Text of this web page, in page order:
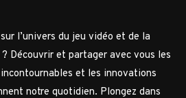
l’univers du jeu vidéo et de la
Découvrir et partager avec vous les
et les innovations
notre quotidien. Plongez dans